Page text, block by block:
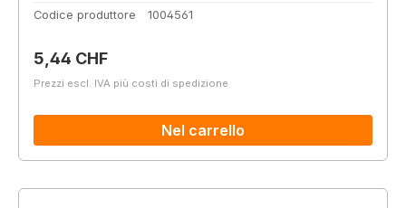
Codice produttore
1004561
Prezzo normale:
5,44 CHF
Prezzi escl. IVA più costi di spedizione
Nel carrello